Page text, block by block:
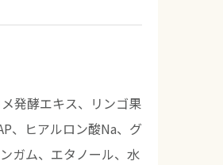
発酵エキス、リンゴ果
、ヒアルロン酸Na、グ
ガム、エタノール、水